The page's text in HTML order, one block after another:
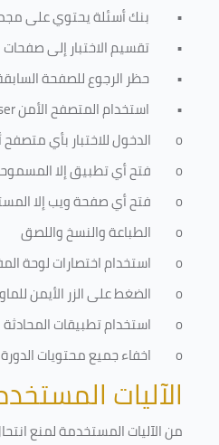
• بنك أسئلة يحتوي على
• تقسيم الاختبار إلى
• حظر الرجوع للصفحة
• استخدام المتصفح الأمن
o
الدخول للاختبار بأي متصفح
o
فتح أي تطبيق إلا
o
فتح أي صفحة ويب إلا
o
الطباعة والنسخ واللصق
o
استخدام اختصارات لوحة
o
الضغط على الزر الأيمن
o
استخدام تطبيقات
o
اخفاء جميع محتويات
الآليات
من الآليات المستخدمة لمنع